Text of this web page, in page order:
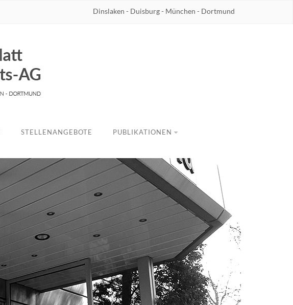
Dinslaken - Duisburg - München - Dortmund
STELLENANGEBOTE PUBLIKATIONEN